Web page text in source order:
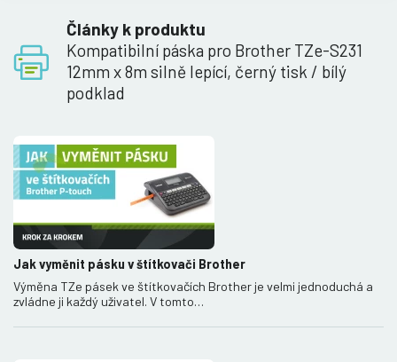
Články k produktu
Kompatibilní páska pro Brother TZe-S231
12mm x 8m silně lepící, černý tisk / bílý
podklad
Jak vyměnit pásku v štítkovači Brother
Výměna TZe pásek ve štítkovačích Brother je velmi jednoduchá a
zvládne ji každý uživatel. V tomto…